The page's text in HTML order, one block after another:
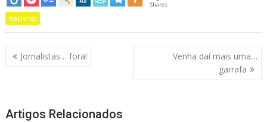
Shares
Nacional
Navegação
de
Jornalistas… fora!
Venha daí mais uma…
garrafa
Artigos Relacionados